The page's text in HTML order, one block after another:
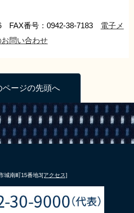
FAX番号：0942-38-7183 電子メ
問い合わせ
ージの先頭へ
城南町15番地3[アクセス]